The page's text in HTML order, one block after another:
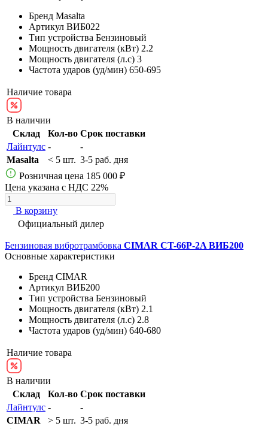
Бренд Masalta
Артикул ВИБ022
Тип устройства Бензиновый
Мощность двигателя (кВт) 2.2
Мощность двигателя (л.с) 3
Частота ударов (уд/мин) 650-695
Наличие товара
В наличии
Склад
Кол-во Срок поставки
Лайнтулс -
-
Masalta
< 5 шт. 3-5 раб. дня
Розничная цена 185 000 ₽
Цена указана с НДС 22%
В корзину
Официальный дилер
Бензиновая вибротрамбовка CIMAR CT-66P-2A ВИБ200
Основные характеристики
Бренд CIMAR
Артикул ВИБ200
Тип устройства Бензиновый
Мощность двигателя (кВт) 2.1
Мощность двигателя (л.с) 2.8
Частота ударов (уд/мин) 640-680
Наличие товара
В наличии
Склад
Кол-во Срок поставки
Лайнтулс -
-
CIMAR
> 5 шт. 3-5 раб. дня